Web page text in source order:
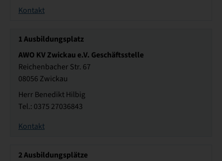
Kontakt
1Ausbildungsplatz
AWO KV Zwickau e.V. Geschäftsstelle
Reichenbacher Str. 67
08056 Zwickau
Herr Benedikt Hilbig
Tel.: 0375 27036843
Kontakt
2Ausbildungsplätze